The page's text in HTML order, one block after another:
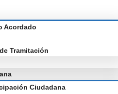
Acordado
Tramitación
Ciudadana